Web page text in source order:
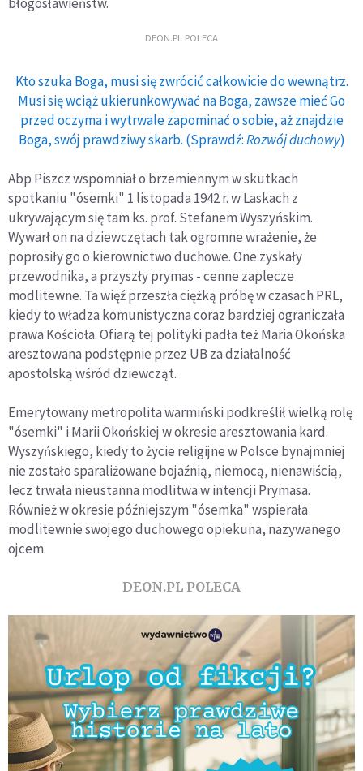
DEON.PL POLECA
Kto szuka Boga, musi się zwrócić całkowicie do wewnątrz.
Musi się wciąż ukierunkowywać na Boga, zawsze mieć Go
przed oczyma i wytrwale zapominać o sobie, aż znajdzie
Boga, swój prawdziwy skarb. (Sprawdź:Rozwój duchowy)
Abp Piszcz wspomniał o brzemiennym w skutkach
spotkaniu "ósemki" 1 listopada 1942 r. w Laskach z
ukrywającym się tam ks. prof. Stefanem Wyszyńskim.
Wywarł on na dziewczętach tak ogromne wrażenie, że
poprosiły go o kierownictwo duchowe. One zyskały
przewodnika, a przyszły prymas - cenne zaplecze
modlitewne. Ta więź przeszła ciężką próbę w czasach PRL,
kiedy to władza komunistyczna coraz bardziej ograniczała
prawa Kościoła. Ofiarą tej polityki padła też Maria Okońska
aresztowana podstępnie przez UB za działalność
apostolską wśród dziewcząt.
Emerytowany metropolita warmiński podkreślił wielką rolę
"ósemki" i Marii Okońskiej w okresie aresztowania kard.
Wyszyńskiego, kiedy to życie religijne w Polsce bynajmniej
nie zostało sparaliżowane bojaźnią, niemocą, nienawiścią,
lecz trwała nieustanna modlitwa w intencji Prymasa.
Również w okresie późniejszym "ósemka" wspierała
modlitewnie swojego duchowego opiekuna, nazywanego
ojcem.
DEON.PL POLECA